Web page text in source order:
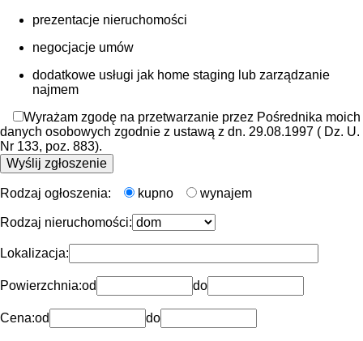
prezentacje nieruchomości
negocjacje umów
dodatkowe usługi jak home staging lub zarządzanie
najmem
Wyrażam zgodę na przetwarzanie przez Pośrednika moich
danych osobowych zgodnie z ustawą z dn. 29.08.1997 ( Dz. U.
Nr 133, poz. 883).
Rodzaj ogłoszenia: kupno wynajem
Rodzaj nieruchomości:
Lokalizacja:
Powierzchnia:od do
Cena:od do